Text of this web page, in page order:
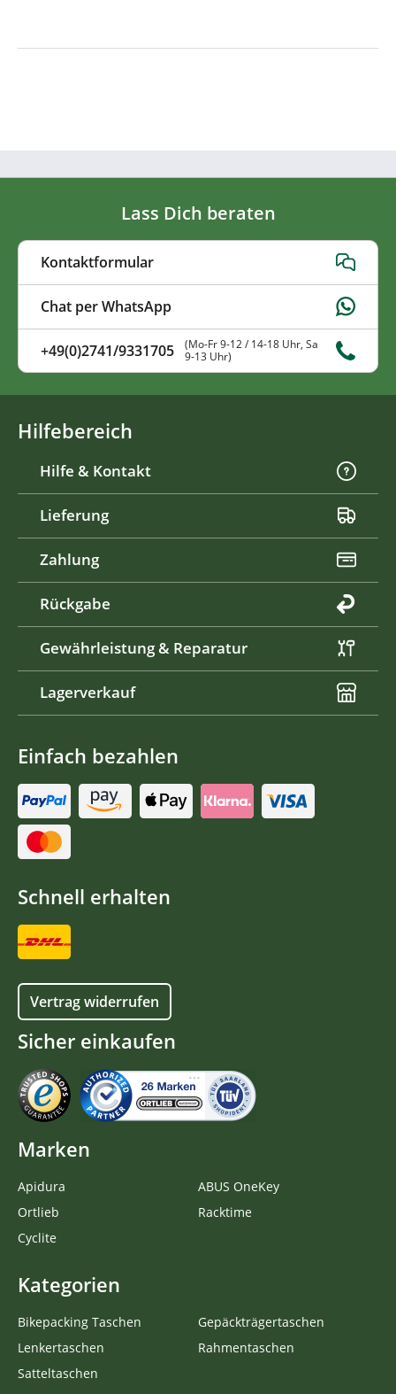
Lass Dich beraten
Kontaktformular
Chat per WhatsApp
+49(0)2741/9331705
(Mo-Fr 9-12 / 14-18 Uhr, Sa
9-13 Uhr)
Hilfebereich
Hilfe & Kontakt
Lieferung
Zahlung
Rückgabe
Gewährleistung & Reparatur
Lagerverkauf
Einfach bezahlen
Schnell erhalten
Vertrag widerrufen
Sicher einkaufen
Marken
Apidura
Ortlieb
Cyclite
ABUS OneKey
Racktime
Kategorien
Bikepacking Taschen
Lenkertaschen
Satteltaschen
Gepäckträgertaschen
Rahmentaschen